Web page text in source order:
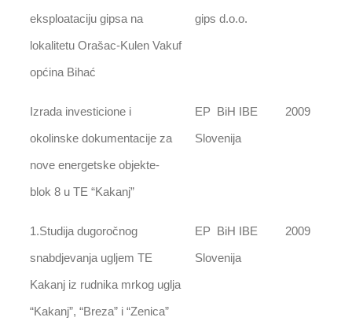
eksploataciju gipsa na
lokalitetu Orašac-Kulen Vakuf
općina Bihać
gips d.o.o.
Izrada investicione i
okolinske dokumentacije za
nove energetske objekte-
blok 8 u TE “Kakanj”
EP BiH IBE
Slovenija
2009
1.Studija dugoročnog
snabdjevanja ugljem TE
Kakanj iz rudnika mrkog uglja
“Kakanj”, “Breza” i “Zenica”
EP BiH IBE
Slovenija
2009